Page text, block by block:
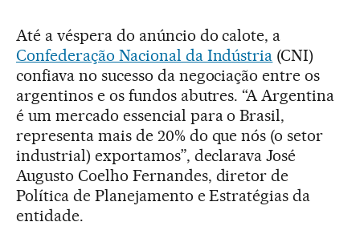
Até a véspera do anúncio do calote, a
Confederação Nacional da Indústria (CNI)
confiava no sucesso da negociação entre os
argentinos e os fundos abutres. “A Argentina
é um mercado essencial para o Brasil,
representa mais de 20% do que nós (o setor
industrial) exportamos”, declarava José
Augusto Coelho Fernandes, diretor de
Política de Planejamento e Estratégias da
entidade.